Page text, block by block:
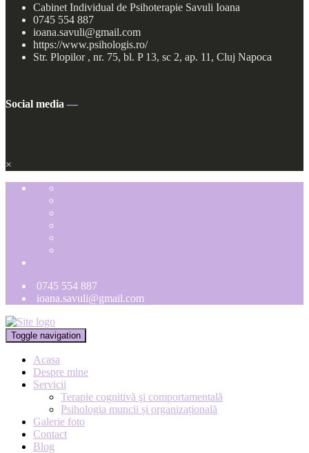
Cabinet Individual de Psihoterapie Savuli Ioana
0745 554 887
ioana.savuli@gmail.com
https://www.psihologis.ro/
Str. Plopilor , nr. 75, bl. P 13, sc 2, ap. 11, Cluj Napoca
Social media —
×
0745 554 887
ioana.savuli@gmail.com
Toggle navigation
Acasa
Despre mine
Servicii
Terapie cognitivă şi comportamentală
Psihologia muncii și organizațională
Galerie foto
Contact
Blog